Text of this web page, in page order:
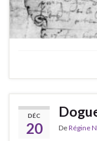
DÉC
20 DeRégine